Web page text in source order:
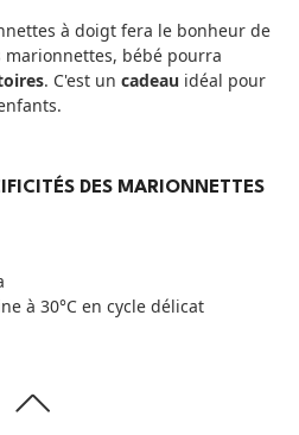
à doigt fera le bonheur de
bébé pourra
. C'est un cadeau idéal pour
DES MARIONNETTES
à 30°C en cycle délicat